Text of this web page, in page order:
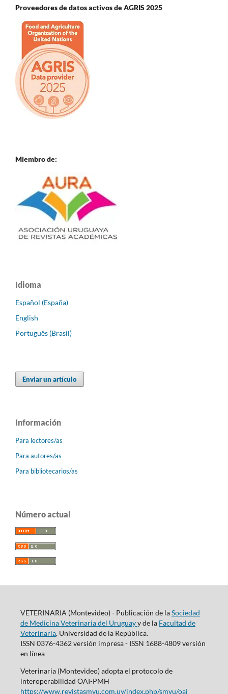
Proveedores de datos activos de AGRIS 2025
Miembro de:
Idioma
Español (España)
English
Português (Brasil)
Enviar un artículo
Información
Para lectores/as
Para autores/as
Para bibliotecarios/as
Número actual
VETERINARIA (Montevideo) - Publicación de laSociedad
de Medicina Veterinaria del Uruguayy de la Facultad de
Veterinaria, Universidad de la República.
ISSN 0376-4362 versión impresa - ISSN 1688-4809 versión
en línea
Veterinaria (Montevideo) adopta el protocolo de
interoperabilidad OAI-PMH
https://www.revistasmvu.com.uy/index.php/smvu/oai